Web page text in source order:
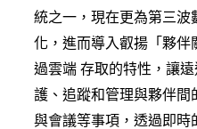
統之一，現在更為第三波
化，進而導入叡揚「夥伴
過雲端 存取的特性，讓
護、追蹤和管理與夥伴間
與會議等事項，透過即時